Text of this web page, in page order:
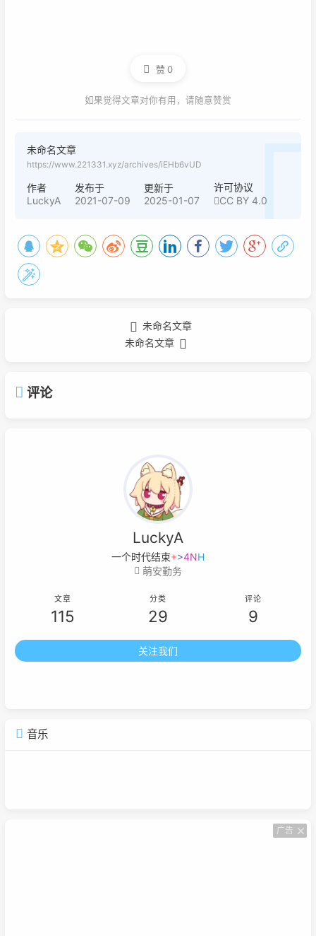
赞0
如果觉得文章对你有用，请随意赞赏
未命名文章
https://www.221331.xyz/archives/iEHb6vUD
作者
LuckyA
发布于
2021-07-09
更新于
2025-01-07
许可协议
CC BY 4.0
未命名文章
未命名文章
评论
LuckyA
一个时代结束的标志就Q6
萌安勤务
文章
115
分类
29
评论
9
关注我们
音乐
广告